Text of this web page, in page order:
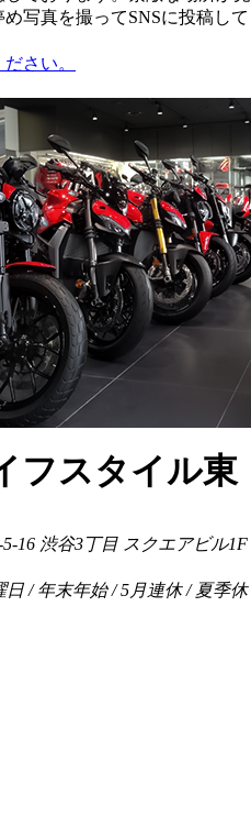
写真を撮ってSNSに投稿して
さい。
フスタイル東
16 渋谷3丁目 スクエアビル1F
/ 年末年始 / 5月連休 / 夏季休